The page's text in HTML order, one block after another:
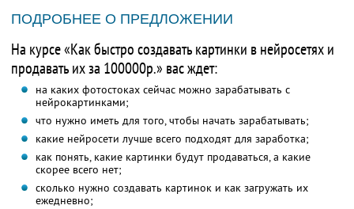
ПОДРОБНЕЕ О ПРЕДЛОЖЕНИИ
На курсе «Как быстро создавать картинки в нейросетях и
продавать их за 100000р.» вас ждет:
на каких фотостоках сейчас можно зарабатывать с
нейрокартинками;
что нужно иметь для того, чтобы начать зарабатывать;
какие нейросети лучше всего подходят для заработка;
как понять, какие картинки будут продаваться, а какие
скорее всего нет;
сколько нужно создавать картинок и как загружать их
ежедневно;